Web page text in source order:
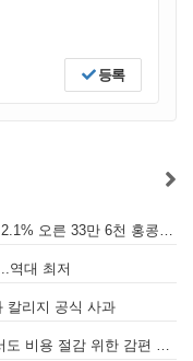
등록
역대 최저
칼리지 공식 사과